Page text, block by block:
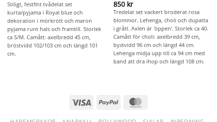
Stiligt, festfint tvådelat set
kurta/pyjama i Royal blue och
dekoration i mörkrött och maron
pyjama runt hals och framtill. Storlek
ca S/M. Camått: axelbredd 45 cm,
bröstvidd 102/103 cm och längd 101
cm.
850 kr
Tredelat set vackert broderat rosa
blommor. Lehenga, choli och dupatta
i grått. Axlen är 'öppen'. Storlek ca 40.
Camått för choli: axelbredd 39 cm,
bystvidd 96 cm och längd 44 cm.
Lehenga midja upp till ca 94 cm med
band att dra ihop och längd 108 cm.
Visa PayPal